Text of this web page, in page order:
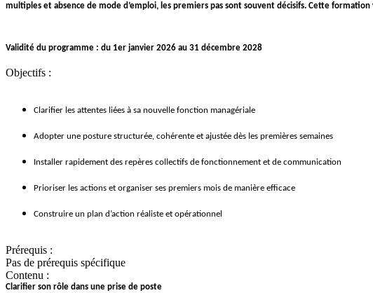
multiples et absence de mode d’emploi, les premiers pas sont souvent décisifs. Cette
Validité du programme : du 1er janvier 2026 au 31 décembre 2028
Objectifs :
Clarifier les attentes liées à sa nouvelle fonction managériale
Adopter une posture structurée, cohérente et ajustée dès les premières semaines
Installer rapidement des repères collectifs de fonctionnement et de communication
Prioriser les actions et organiser ses premiers mois de manière efficace
Construire un plan d’action réaliste et opérationnel
Prérequis :
Pas de prérequis spécifique
Contenu :
Clarifier son rôle dans une prise de poste